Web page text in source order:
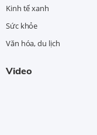
Kinh tế xanh
Sức khỏe
Văn hóa, du lịch
Video